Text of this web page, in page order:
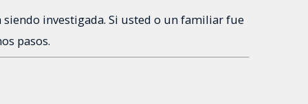
investigada. Si usted o un familiar fue
pasos.